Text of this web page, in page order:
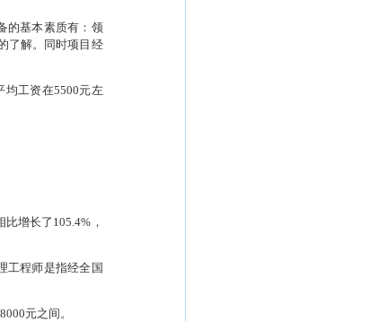
的基本素质有：领
了解。同时项目经
均工资在5500元左
比增长了105.4% ，
工程师是指经全国
元之间。